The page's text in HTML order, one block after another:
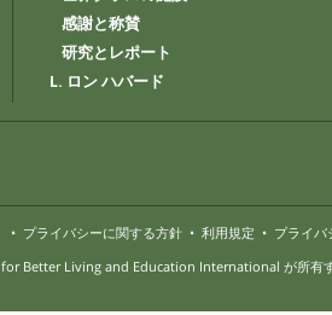
感謝と称賛
研究とレポート
L. ロン ハバード
• プライバシーに関する方針 • 利用規定 • プライバ
Better Living and Education International が所有